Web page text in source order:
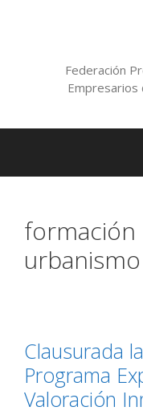
Federación
Empresarios
formación
urbanismo
Clausurada
Programa
Valoración